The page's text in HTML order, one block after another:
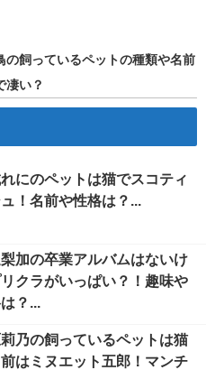
の飼っているペットの種類や名前
凄い？
にのペットは猫でスコティ
！名前や性格は？...
加の卒業アルバムはないけ
クラがいっぱい？！趣味や
？...
乃の飼っているペットは猫
はミヌエット五郎！マンチ